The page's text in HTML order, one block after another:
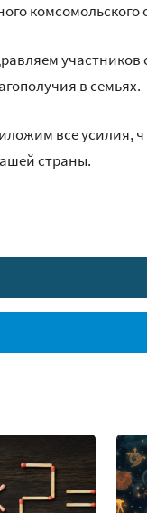
комсомольского
в семьях.
все усилия,
страны.